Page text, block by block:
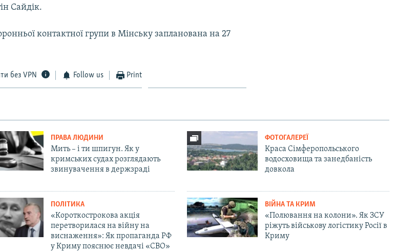
Сайдік.
контактної групи в Мінську запланована на 27
без VPN Follow us Print
ПРАВА ЛЮДИНИ
Мить – і ти шпигун. Як у
кримських судах розглядають
звинувачення в держзраді
ФОТОГАЛЕРЕЇ
Краса Сімферопольського
водосховища та занедбаність
довкола
ПОЛІТИКА
«Короткострокова акція
перетворилася на війну на
виснаження»: Як пропаганда РФ
у Криму пояснює невдачі «СВО»
ВІЙНА ТА КРИМ
«Полювання на колони». Як ЗСУ
ріжуть військову логістику Росії в
Криму